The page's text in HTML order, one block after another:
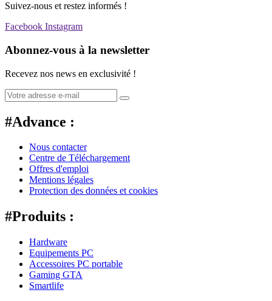
Suivez-nous et restez informés !
Facebook Instagram
Abonnez-vous à la newsletter
Recevez nos news en exclusivité !
#Advance :
Nous contacter
Centre de Téléchargement
Offres d'emploi
Mentions légales
Protection des données et cookies
#Produits :
Hardware
Equipements PC
Accessoires PC portable
Gaming GTA
Smartlife